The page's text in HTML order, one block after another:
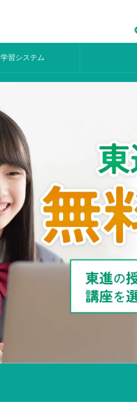
学習システム